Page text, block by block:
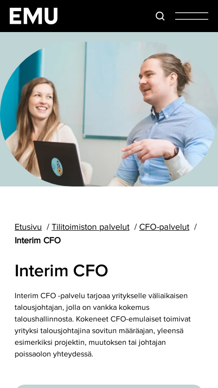
Etusivu Tilitoimiston palvelut
CFO-palvelut
Interim CFO
Interim CFO
Interim CFO -palvelu tarjoaa yritykselle väliaikaisen
talousjohtajan, jolla on vankka kokemus
taloushallinnosta. Kokeneet CFO-emulaiset toimivat
yrityksi talousjohtajina sovitun määräajan, yleensä
esimerkiksi projektin, muutoksen tai johtajan
poissaolon yhteydessä.